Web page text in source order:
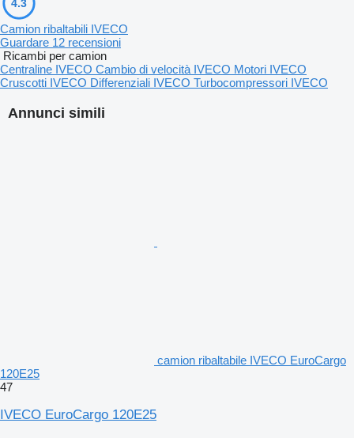
Annunci simili
camion ribaltabile IVECO EuroCargo
120E25
47
IVECO EuroCargo 120E25
4.3
Camion ribaltabili IVECO
Guardare 12 recensioni
Ricambi per camion
Centraline IVECO Cambio di velocità IVECO Motori IVECO
Cruscotti IVECO Differenziali IVECO Turbocompressori IVECO